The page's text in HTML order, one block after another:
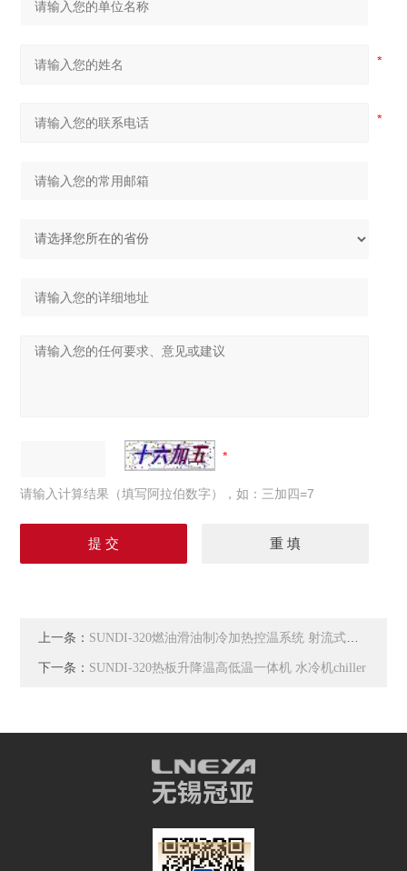
请输入计算结果（填写阿拉伯数字），如：三加四=7
上一条： SUNDI-320燃油滑油制冷加热控温系统 射流式热流仪
下一条： SUNDI-320热板升降温高低温一体机 水冷机chiller